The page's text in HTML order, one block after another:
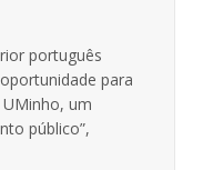
português
para
um
público”,